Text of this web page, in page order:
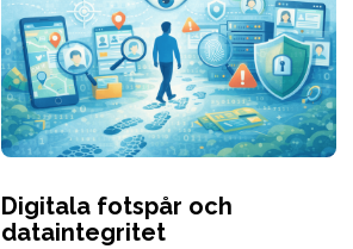
Digitala fotspår och
dataintegritet